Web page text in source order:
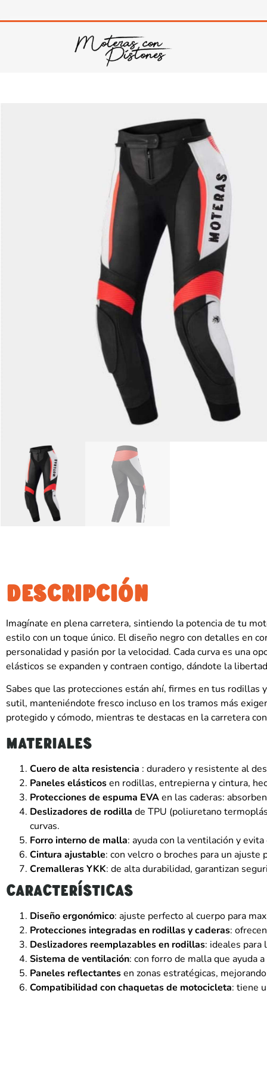
DESCRIPCIÓN
Imagínate en plena carretera, sintiendo la potencia de tu
estilo con un toque único. El diseño negro con detalles en
personalidad y pasión por la velocidad. Cada curva es una
elásticos se expanden y contraen contigo, dándote la
Sabes que las protecciones están ahí, firmes en tus
sutil, manteniéndote fresco incluso en los tramos más
protegido y cómodo, mientras te destacas en la carretera
Materiales
Cuero de alta resistencia : duradero y resistente al
Paneles elásticosen rodillas, entrepierna y cintura,
Protecciones de espuma EVAen las caderas:
Deslizadores de rodilla de TPU (poliuretano
curvas.
Forro interno de malla: ayuda con la ventilación y
Cintura ajustable: con velcro o broches para un ajuste
Cremalleras YKK: de alta durabilidad, garantizan
Características
Diseño ergonómico: ajuste perfecto al cuerpo para
Protecciones integradas en rodillas y caderas:
Deslizadores reemplazables en rodillas: ideales para
Sistema de ventilación: con forro de malla que ayuda
Paneles reflectantesen zonas estratégicas,
Compatibilidad con chaquetas de motocicleta: tiene